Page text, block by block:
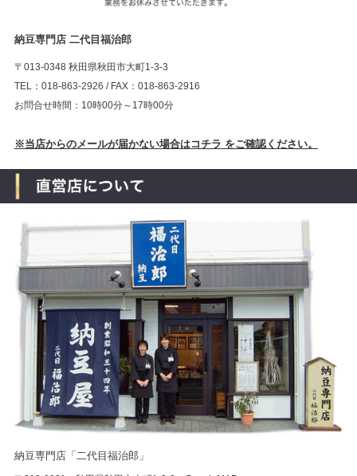
納豆専門店 二代目福治郎
〒013-0348 秋田県秋田市大町1-3-3
TEL：018-863-2926 / FAX：018-863-2916
お問合せ時間：10時00分～17時00分
※当店からのメールが届かない場合はコチラ をご確認ください。
納豆専門店「二代目福治郎」